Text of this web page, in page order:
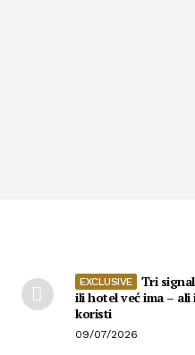
Tri
ili hotel već ima –
koristi
09/07/2026